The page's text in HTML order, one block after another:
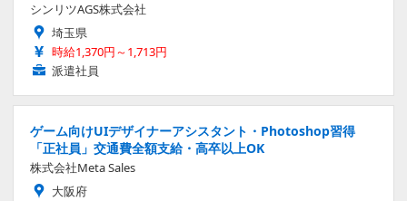
シンリツAGS株式会社
埼玉県
時給1,370円～1,713円
派遣社員
ゲーム向けUIデザイナーアシスタント・Photoshop習得
「正社員」交通費全額支給・高卒以上OK
株式会社Meta Sales
大阪府